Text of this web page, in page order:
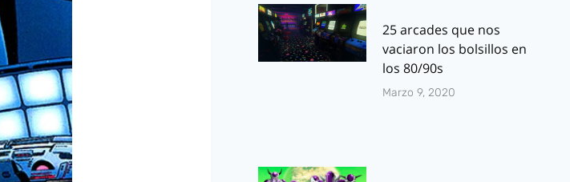
25 arcades que nos
vaciaron los bolsillos en
los 80/90s
Marzo 9, 2020